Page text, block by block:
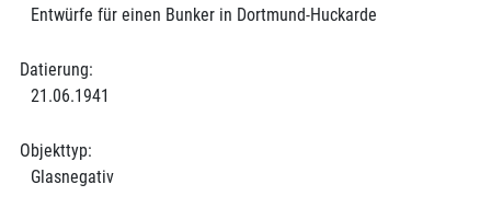
Entwürfe für einen Bunker in Dortmund-Huckarde
Datierung:
21.06.1941
Objekttyp:
Glasnegativ